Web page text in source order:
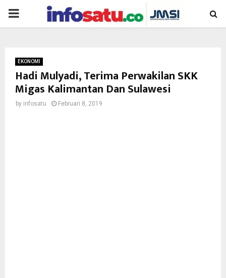
PRIMARY
EKONOMI
Hadi Mulyadi, Terima Perwakilan SKK
Migas Kalimantan Dan Sulawesi
by infosatu Februari 8, 2019